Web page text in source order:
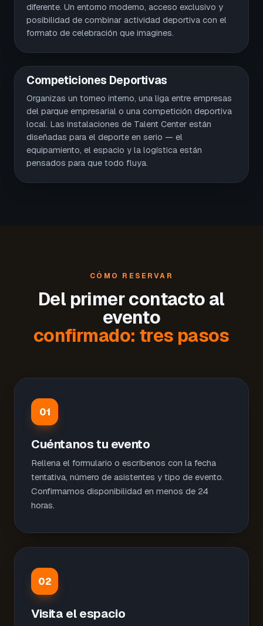
diferente. Un entorno moderno, acceso exclusivo y
posibilidad de combinar actividad deportiva con el
formato de celebración que imagines.
Competiciones Deportivas
Organizas un torneo interno, una liga entre empresas
del parque empresarial o una competición deportiva
local. Las instalaciones de Talent Center están
diseñadas para el deporte en serio — el
equipamiento, el espacio y la logística están
pensados para que todo fluya.
CÓMO RESERVAR
Del primer contacto al
evento
confirmado: tres pasos
01
Cuéntanos tu evento
Rellena el formulario o escríbenos con la fecha
tentativa, número de asistentes y tipo de evento.
Confirmamos disponibilidad en menos de 24
horas.
02
Visita el espacio